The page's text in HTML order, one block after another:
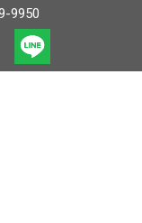
9950